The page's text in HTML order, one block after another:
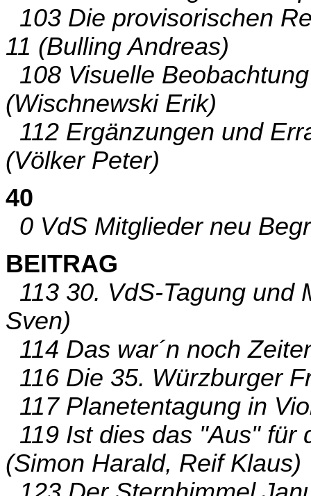
103 Die provisorischen
11 (Bulling Andreas)
108 Visuelle
(Wischnewski Erik)
112 Ergänzungen und
(Völker Peter)
40
0 VdS Mitglieder neu
BEITRAG
113 30. VdS-Tagung und
Sven)
114 Das war´n noch
116 Die 35. Würzburger
117 Planetentagung in
119 Ist dies das "Aus" für
(Simon Harald, Reif Klaus)